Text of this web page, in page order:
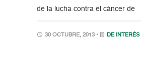
de la lucha contra el cáncer de
30 OCTUBRE, 2013 • DE INTERÉS